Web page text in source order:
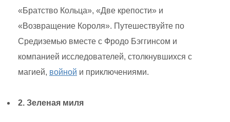
«Братство Кольца», «Две крепости» и
«Возвращение Короля». Путешествуйте по
Средиземью вместе с Фродо Бэггинсом и
компанией исследователей, столкнувшихся с
магией, войной и приключениями.
2. Зеленая миля